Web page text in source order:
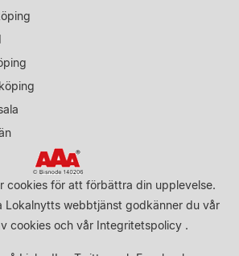
cookies för att förbättra din upplevelse.
Lokalnytts webbtjänst godkänner du vår
cookies och vår Integritetspolicy .